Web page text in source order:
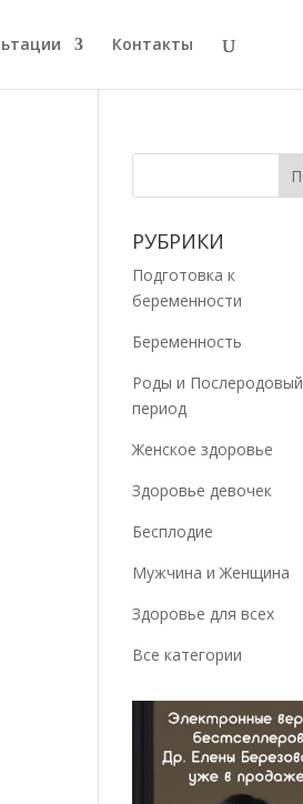
Контакты
РУБРИКИ
Подготовка к
беременности
Беременность
Роды и Послеродовый
период
Женское здоровье
Здоровье девочек
Бесплодие
Мужчина и Женщина
Здоровье для всех
Все категории